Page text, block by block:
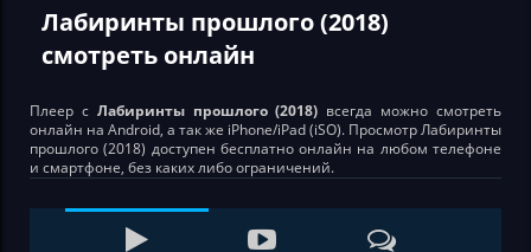
Лабиринты прошлого (2018)
смотреть онлайн
Плеер с Лабиринты прошлого (2018) всегда можно смотреть
онлайн на Android, а так же iPhone/iPad (iSO). Просмотр Лабиринты
прошлого (2018) доступен бесплатно онлайн на любом телефоне
и смартфоне, без каких либо ограничений.